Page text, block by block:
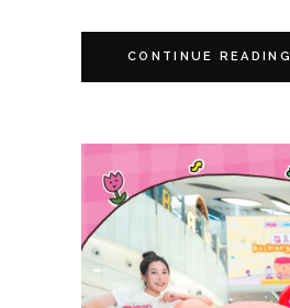
CONTINUE READING